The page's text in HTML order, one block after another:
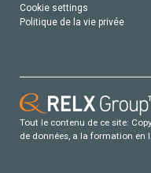
Cookie settings
Politique de la vie privée
Tout le contenu de ce site:
de données, a la formation en